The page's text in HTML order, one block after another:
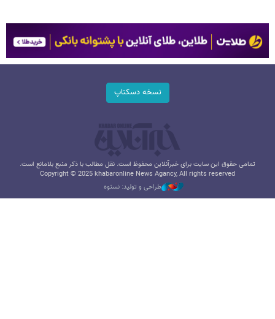
نسخه دسکتاپ
تمامی حقوق این سایت برای خبرآنلاین محفوظ است. نقل مطالب با ذکر منبع بلامانع است.
Copyright © 2025 khabaronline News Agancy, All rights reserved
طراحی و تولید: نستوه